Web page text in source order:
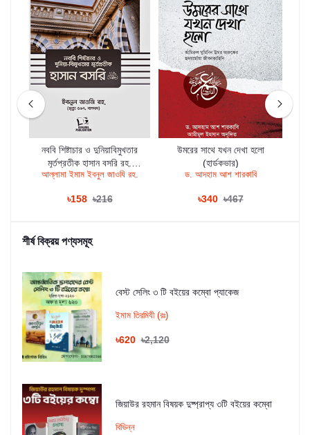
নববি শিষ্টাচার ও দুনিয়াবিমুখতার
মূর্তপ্রতীক হাসান বসরি রহ.
(হার্ডকভার)
আল্লামা ইমাম ইবনুল জাওযি রহ.
৳158 ৳216
উমরের সাথে যখন দেখা হলো
(হার্ডকভার)
ড. আদহাম আশ শারকাবি
৳340 ৳467
শীর্ষ বিক্রয় পণ্যসমূহ
বেস্ট সেলিং ৩ টি বইয়ের কম্বো প্যাকেজ
ইমাম তিরমিযী (রঃ)
৳620 ৳2,120
জিয়াউর রহমান বিষয়ক দুষ্প্রাপ্য ৩টি বইয়ের কম্বো
বিভিন্ন